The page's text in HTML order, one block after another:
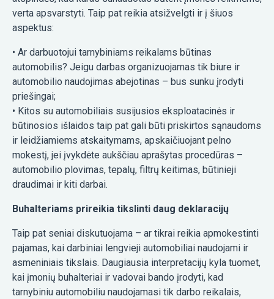
verta apsvarstyti. Taip pat reikia atsižvelgti ir į šiuos
aspektus:
• Ar darbuotojui tarnybiniams reikalams būtinas
automobilis? Jeigu darbas organizuojamas tik biure ir
automobilio naudojimas abejotinas – bus sunku įrodyti
priešingai;
• Kitos su automobiliais susijusios eksploatacinės ir
būtinosios išlaidos taip pat gali būti priskirtos sąnaudoms
ir leidžiamiems atskaitymams, apskaičiuojant pelno
mokestį, jei įvykdėte aukščiau aprašytas procedūras –
automobilio plovimas, tepalų, filtrų keitimas, būtinieji
draudimai ir kiti darbai.
Buhalteriams prireikia tikslinti daug deklaracijų
Taip pat seniai diskutuojama – ar tikrai reikia apmokestinti
pajamas, kai darbiniai lengvieji automobiliai naudojami ir
asmeniniais tikslais. Daugiausia interpretacijų kyla tuomet,
kai įmonių buhalteriai ir vadovai bando įrodyti, kad
tarnybiniu automobiliu naudojamasi tik darbo reikalais,